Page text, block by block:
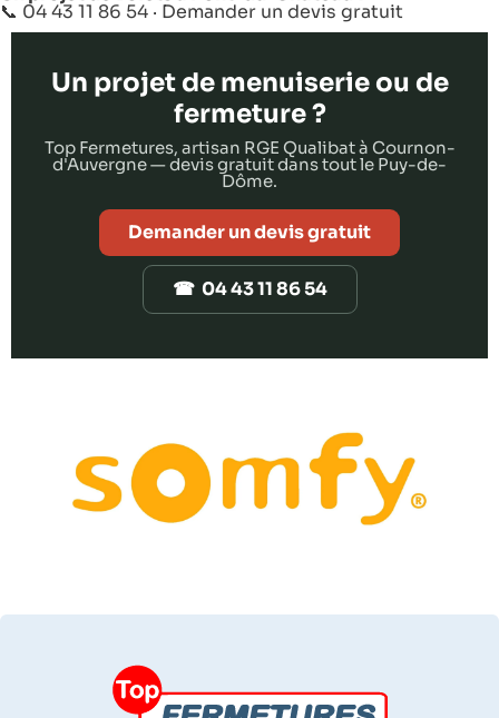
📞 04 43 11 86 54 · Demander un devis gratuit
Un projet de menuiserie ou de
fermeture ?
Top Fermetures, artisan RGE Qualibat à Cournon-
d'Auvergne — devis gratuit dans tout le Puy-de-
Dôme.
Demander un devis gratuit
☎ 04 43 11 86 54